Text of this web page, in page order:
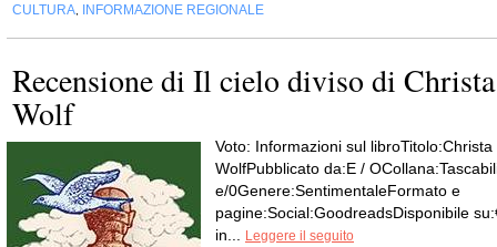
CULTURA
INFORMAZIONE REGIONALE
Recensione di Il cielo diviso di Christa
Wolf
Voto: Informazioni sul libroTitolo:Christa
WolfPubblicato da:E /
e/0Genere:SentimentaleFormato e
pagine:Social:GoodreadsDisponibile
in...
Leggere il seguito